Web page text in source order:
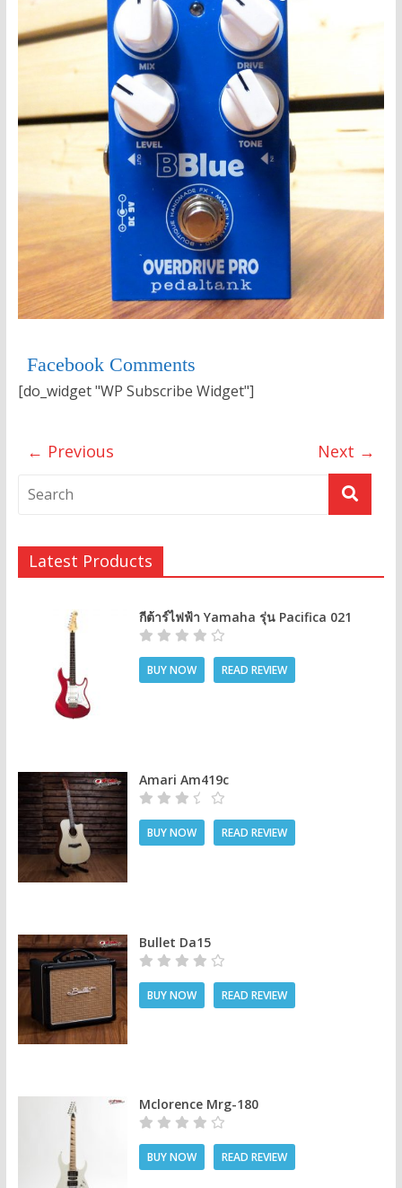
Facebook Comments
[do_widget "WP Subscribe Widget"]
← Previous Next →
Latest Products
กีต้าร์ไฟฟ้า Yamaha รุ่น Pacifica 021
BUY NOW READ REVIEW
Amari Am419c
BUY NOW READ REVIEW
Bullet Da15
BUY NOW READ REVIEW
Mclorence Mrg-180
BUY NOW READ REVIEW